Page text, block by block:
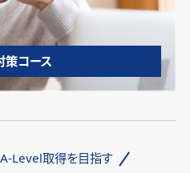
策コース
A-Level取得を目指す